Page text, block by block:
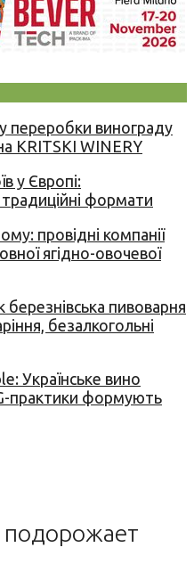
переробки винограду
KRITSKI WINERY
у Європі:
традиційні формати
провідні компанії
ягідно-овочевої
пивоварня
безалкогольні
Українське вино
практики формують
подорожает